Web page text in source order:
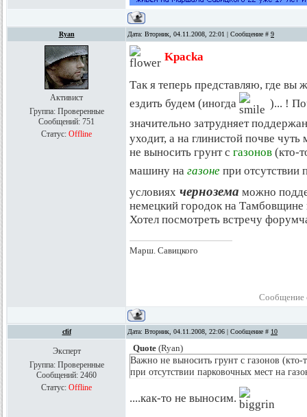
Ryan Дата: Вторник, 04.11.2008, 22:01 | Сообщение # 9
Активист
Группа: Проверенные
Сообщений: 751
Статус: Offline
Kpacka
Так я теперь представляю, где вы
ездить будем (иногда
)... !
значительно затрудняет
уходит, а на глинистой почве
не выносить грунт с газонов (кто-
машину на газоне при отсутствии
условиях чернозема можно
немецкий городок на
Хотел посмотреть встречу
Марш. Савицкого
Сообщение
cfif Дата: Вторник, 04.11.2008, 22:06 | Сообщение # 10
Эксперт
Группа: Проверенные
Сообщений: 2460
Статус: Offline
Quote (Ryan)
Важно не выносить грунт с газонов
при отсутствии парковочных мест на
....как-то не выносим.